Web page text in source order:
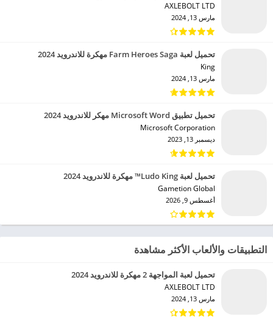
AXLEBOLT LTD‏
مارس 13, 2024
تحميل لعبة Farm Heroes Saga مهكرة للاندرويد 2024
King‏
مارس 13, 2024
تحميل تطبيق Microsoft Word مهكر للاندرويد 2024
Microsoft Corporation‏
ديسمبر 13, 2023
تحميل لعبة Ludo King™ مهكرة للاندرويد 2024
Gametion Global‏
أغسطس 9, 2026
التطبيقات والألعاب الأكثر مشاهدة
تحميل لعبة المواجهة 2 مهكرة للاندرويد 2024
AXLEBOLT LTD‏
مارس 13, 2024